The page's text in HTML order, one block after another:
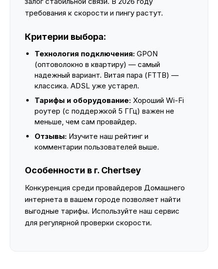
требования к скорости и пингу растут.
Критерии выбора:
Технология подключения: GPON
(оптоволокно в квартиру) — самый
надежный вариант. Витая пара (FTTB) —
классика. ADSL уже устарел.
Тарифы и оборудование: Хороший Wi-Fi
роутер (с поддержкой 5 ГГц) важен не
меньше, чем сам провайдер.
Отзывы: Изучите наш рейтинг и
комментарии пользователей выше.
Особенности в г. Chertsey
Конкуренция среди провайдеров Домашнего
интернета в вашем городе позволяет найти
выгодные тарифы. Используйте наш сервис
для регулярной проверки скорости.